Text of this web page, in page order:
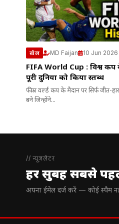
खेल MD Faijan 10 Jun 2026
FIFA World Cup : विश्व
पूरी दुनिया को किया स्तब्ध
फीफा वर्ल्ड कप के मैदान पर सिर्फ
बने जिन्होंने...
// न्यूज़लेटर
हर सुबह सबसे
अपना ईमेल दर्ज करें — कोई स्पैम